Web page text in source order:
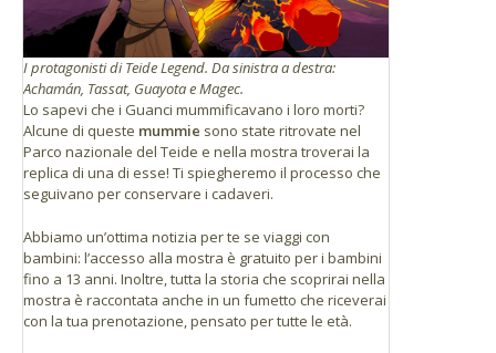
I protagonisti di Teide Legend. Da sinistra a destra:
Achamán, Tassat, Guayota e Magec.
Lo sapevi che i Guanci mummificavano i loro morti?
Alcune di queste mummie sono state ritrovate nel
Parco nazionale del Teide e nella mostra troverai la
replica di una di esse! Ti spiegheremo il processo che
seguivano per conservare i cadaveri.
Abbiamo un’ottima notizia per te se viaggi con
bambini: l’accesso alla mostra è gratuito per i bambini
fino a 13 anni. Inoltre, tutta la storia che scoprirai nella
mostra è raccontata anche in un fumetto che riceverai
con la tua prenotazione, pensato per tutte le età.